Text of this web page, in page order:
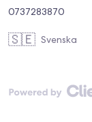
0737283870
🇸🇪 Svenska